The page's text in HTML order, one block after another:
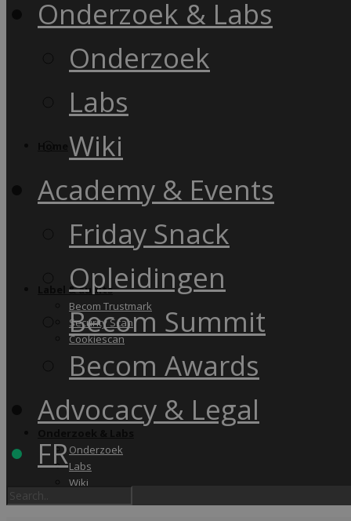
Label & audits
Becom Trustmark
Security Scan
Cookiescan
Onderzoek
Labs
Wiki
Onderzoek & Labs
Onderzoek
Labs
Wiki
Academy & Events
Friday Snack
Opleidingen
Becom Summit
Becom Awards
Advocacy & Legal
FR